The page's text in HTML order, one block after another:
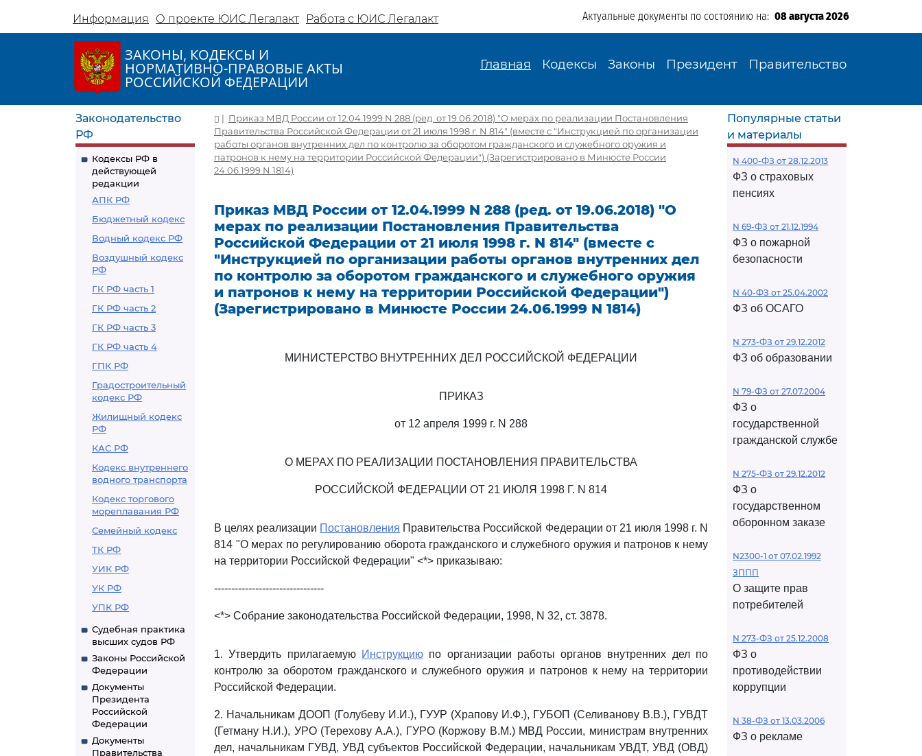
Информация О проекте ЮИС Легалакт Работа с ЮИС Легалакт Актуальные документы по состоянию на: 08 августа 2026
ЗАКОНЫ, КОДЕКСЫ И
НОРМАТИВНО-ПРАВОВЫЕ АКТЫ
РОССИЙСКОЙ ФЕДЕРАЦИИ
Главная Кодексы Законы Президент Правительство
Законодательство
РФ
Кодексы РФ в
действующей
редакции
АПК РФ
Бюджетный кодекс
Водный кодекс РФ
Воздушный кодекс
РФ
ГК РФ часть 1
ГК РФ часть 2
ГК РФ часть 3
ГК РФ часть 4
ГПК РФ
Градостроительный
кодекс РФ
Жилищный кодекс
РФ
КАС РФ
Кодекс внутреннего
водного транспорта
Кодекс торгового
мореплавания РФ
Семейный кодекс
ТК РФ
УИК РФ
УК РФ
УПК РФ
Судебная практика
высших судов РФ
Законы Российской
Федерации
Документы
Президента
Российской
Федерации
Документы
Правительства
| Приказ МВД России от 12.04.1999 N 288 (ред. от 19.06.2018) "О мерах по реализации Постановления
Правительства Российской Федерации от 21 июля 1998 г. N 814" (вместе с "Инструкцией по организации
работы органов внутренних дел по контролю за оборотом гражданского и служебного оружия и
патронов к нему на территории Российской Федерации") (Зарегистрировано в Минюсте России
24.06.1999 N 1814)
Приказ МВД России от 12.04.1999 N 288 (ред. от 19.06.2018) "О
мерах по реализации Постановления Правительства
Российской Федерации от 21 июля 1998 г. N 814" (вместе с
"Инструкцией по организации работы органов внутренних дел
по контролю за оборотом гражданского и служебного оружия
и патронов к нему на территории Российской Федерации")
(Зарегистрировано в Минюсте России 24.06.1999 N 1814)
МИНИСТЕРСТВО ВНУТРЕННИХ ДЕЛ РОССИЙСКОЙ ФЕДЕРАЦИИ
ПРИКАЗ
от 12 апреля 1999 г. N 288
О МЕРАХ ПО РЕАЛИЗАЦИИ ПОСТАНОВЛЕНИЯ ПРАВИТЕЛЬСТВА
РОССИЙСКОЙ ФЕДЕРАЦИИ ОТ 21 ИЮЛЯ 1998 Г. N 814
В целях реализации Постановления Правительства Российской Федерации от 21 июля 1998 г. N
814 "О мерах по регулированию оборота гражданского и служебного оружия и патронов к нему
на территории Российской Федерации" <*> приказываю:
--------------------------------
<*> Собрание законодательства Российской Федерации, 1998, N 32, ст. 3878.
1. Утвердить прилагаемую Инструкциюпо организации работы органов внутренних дел по
контролю за оборотом гражданского и служебного оружия и патронов к нему на территории
Российской Федерации.
2. Начальникам ДООП (Голубеву И.И.), ГУУР (Храпову И.Ф.), ГУБОП (Селиванову В.В.), ГУВДТ
(Гетману Н.И.), УРО (Терехову А.А.), ГУРО (Коржову В.М.) МВД России, министрам внутренних
дел, начальникам ГУВД, УВД субъектов Российской Федерации, начальникам УВДТ, УВД (ОВД)
Популярные статьи
и материалы
N 400-ФЗ от 28.12.2013
ФЗ о страховых
пенсиях
N 69-ФЗ от 21.12.1994
ФЗ о пожарной
безопасности
N 40-ФЗ от 25.04.2002
ФЗ об ОСАГО
N 273-ФЗ от 29.12.2012
ФЗ об образовании
N 79-ФЗ от 27.07.2004
ФЗ о
государственной
гражданской службе
N 275-ФЗ от 29.12.2012
ФЗ о
государственном
оборонном заказе
N2300-1 от 07.02.1992
ЗППП
О защите прав
потребителей
N 273-ФЗ от 25.12.2008
ФЗ о
противодействии
коррупции
N 38-ФЗ от 13.03.2006
ФЗ о рекламе